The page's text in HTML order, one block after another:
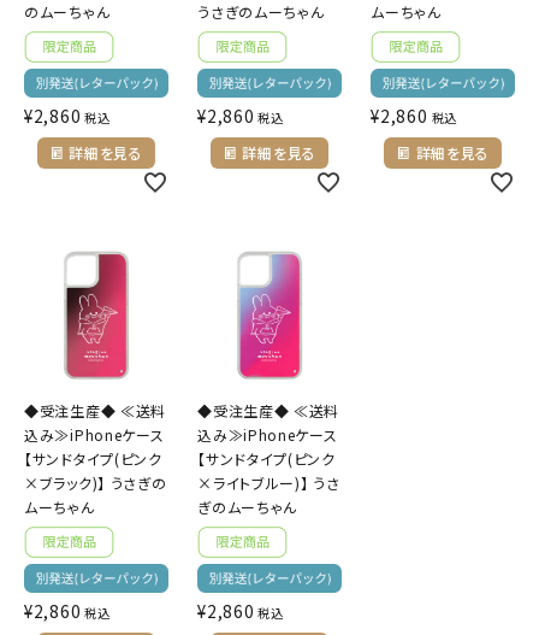
のムーちゃん
¥2,860 税込
詳細を見る
うさぎのムーちゃん
¥2,860 税込
詳細を見る
ムーちゃん
¥2,860 税込
詳細を見る
◆受注生産◆ ≪送料
込み≫iPhoneケース
【サンドタイプ(ピンク
×ブラック)】 うさぎの
ムーちゃん
¥2,860 税込
◆受注生産◆ ≪送料
込み≫iPhoneケース
【サンドタイプ(ピンク
×ライトブルー)】 うさ
ぎのムーちゃん
¥2,860 税込